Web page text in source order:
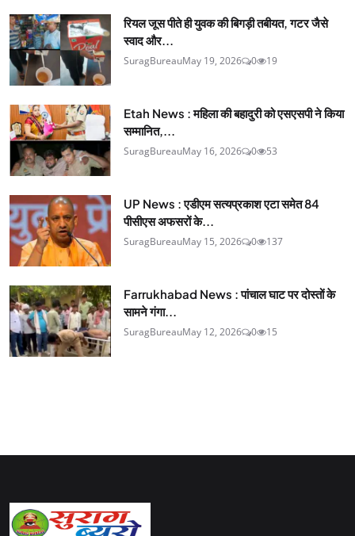
रियल जूस पीते ही युवक की बिगड़ी तबीयत, गटर जैसे
स्वाद और...
SuragBureauMay 19, 2026 0 19
Etah News : महिला की बहादुरी को एसएसपी ने किया
सम्मानित,...
SuragBureauMay 16, 2026 0 53
UP News : एडीएम सत्यप्रकाश एटा समेत 84
पीसीएस अफसरों के...
SuragBureauMay 15, 2026 0 137
Farrukhabad News : पांचाल घाट पर दोस्तों के
सामने गंगा...
SuragBureauMay 12, 2026 0 15